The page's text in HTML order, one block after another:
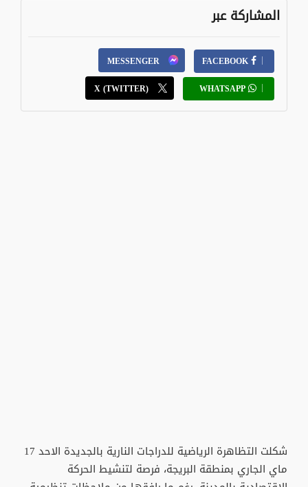
المشاركة عبر
FACEBOOK
MESSENGER
WHATSAPP
X (TWITTER)
شكلت التظاهرة الرياضية للدراجات النارية بالجديدة الاحد 17
ماي الجاري بمنطقة البريجة، فرصة لتنشيط الحركة